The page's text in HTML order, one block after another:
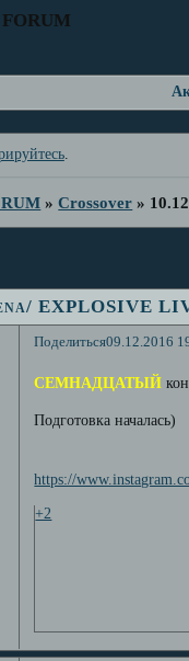
.
»Crossover »
EXPLOSIVE
Поделиться09.12.2016
СЕМНАДЦАТЫЙ
Подготовка началась)
https://
+2